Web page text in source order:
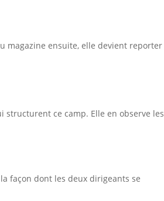
magazine ensuite, elle devient reporter
structurent ce camp. Elle en observe les
façon dont les deux dirigeants se